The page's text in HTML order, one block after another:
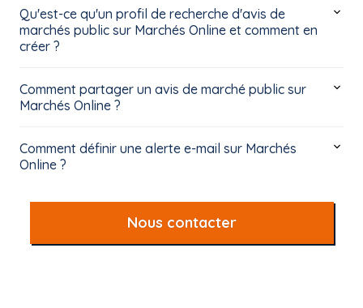
Qu'est-ce qu'un profil de recherche d'avis de
marchés public sur Marchés Online et comment en
créer ?
Comment partager un avis de marché public sur
Marchés Online ?
Comment définir une alerte e-mail sur Marchés
Online ?
Nous contacter